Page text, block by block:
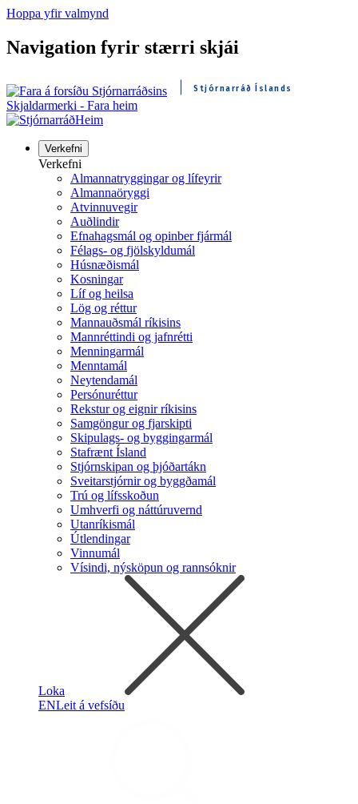
Hoppa yfir valmynd
Navigation fyrir stærri skjái
Stjórnarráð Íslands
Skjaldarmerki - Fara heim
Heim
Verkefni
Verkefni
Almannatryggingar og lífeyrir
Almannaöryggi
Atvinnuvegir
Auðlindir
Efnahagsmál og opinber fjármál
Félags- og fjölskyldumál
Húsnæðismál
Kosningar
Líf og heilsa
Lög og réttur
Mannauðsmál ríkisins
Mannréttindi og jafnrétti
Menningarmál
Menntamál
Neytendamál
Persónuréttur
Rekstur og eignir ríkisins
Samgöngur og fjarskipti
Skipulags- og byggingarmál
Stafrænt Ísland
Stjórnskipan og þjóðartákn
Sveitarstjórnir og byggðamál
Trú og lífsskoðun
Umhverfi og náttúruvernd
Utanríkismál
Útlendingar
Vinnumál
Vísindi, nýsköpun og rannsóknir
Loka
ENLeit á vefsíðu